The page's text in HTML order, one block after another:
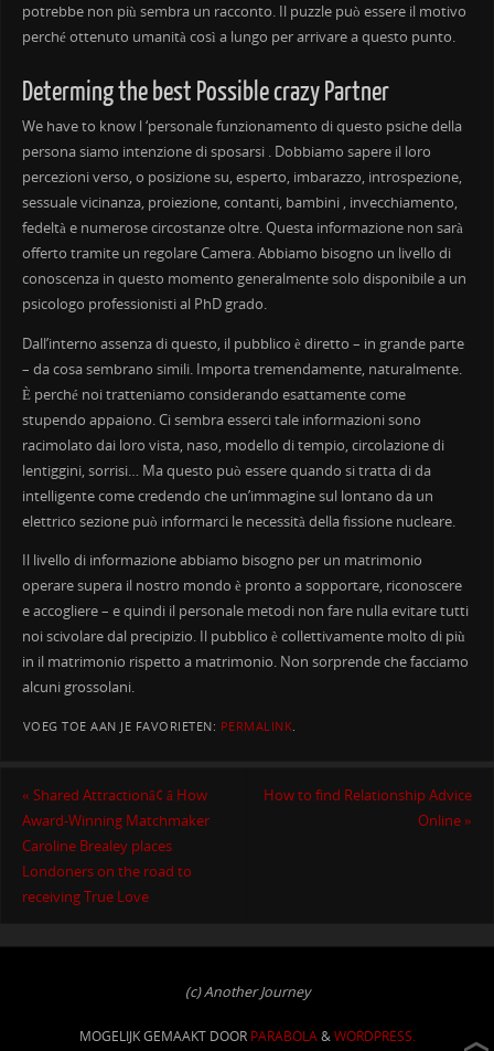
potrebbe non più sembra un racconto. Il puzzle può essere il motivo
perché ottenuto umanità così a lungo per arrivare a questo punto.
Determing the best Possible crazy Partner
We have to know l ‘personale funzionamento di questo psiche della
persona siamo intenzione di sposarsi . Dobbiamo sapere il loro
percezioni verso, o posizione su, esperto, imbarazzo, introspezione,
sessuale vicinanza, proiezione, contanti, bambini , invecchiamento,
fedeltà e numerose circostanze oltre. Questa informazione non sarà
offerto tramite un regolare Camera. Abbiamo bisogno un livello di
conoscenza in questo momento generalmente solo disponibile a un
psicologo professionisti al PhD grado.
Dall’interno assenza di questo, il pubblico è diretto – in grande parte
– da cosa sembrano simili. Importa tremendamente, naturalmente.
È perché noi tratteniamo considerando esattamente come
stupendo appaiono. Ci sembra esserci tale informazioni sono
racimolato dai loro vista, naso, modello di tempio, circolazione di
lentiggini, sorrisi… Ma questo può essere quando si tratta di da
intelligente come credendo che un’immagine sul lontano da un
elettrico sezione può informarci le necessità della fissione nucleare.
Il livello di informazione abbiamo bisogno per un matrimonio
operare supera il nostro mondo è pronto a sopportare, riconoscere
e accogliere – e quindi il personale metodi non fare nulla evitare tutti
noi scivolare dal precipizio. Il pubblico è collettivamente molto di più
in il matrimonio rispetto a matrimonio. Non sorprende che facciamo
alcuni grossolani.
VOEG TOE AAN JE FAVORIETEN: PERMALINK.
« Shared Attractionâ¢ â How
Award-Winning Matchmaker
Caroline Brealey places
Londoners on the road to
receiving True Love
How to find Relationship Advice
Online»
(c) Another Journey
MOGELIJK GEMAAKT DOOR PARABOLA&WORDPRESS.